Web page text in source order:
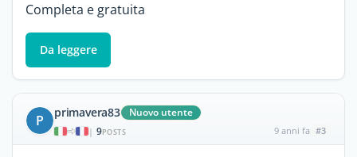
Completa e gratuita
Da leggere
P primavera83 Nuovo utente
| 9POSTS 9 anni fa #3